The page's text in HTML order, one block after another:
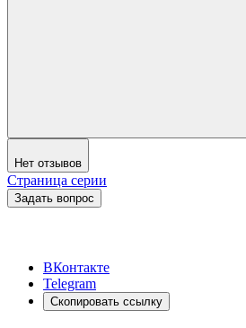
Нет отзывов
Страница серии
Задать вопрос
ВКонтакте
Telegram
Скопировать ссылку